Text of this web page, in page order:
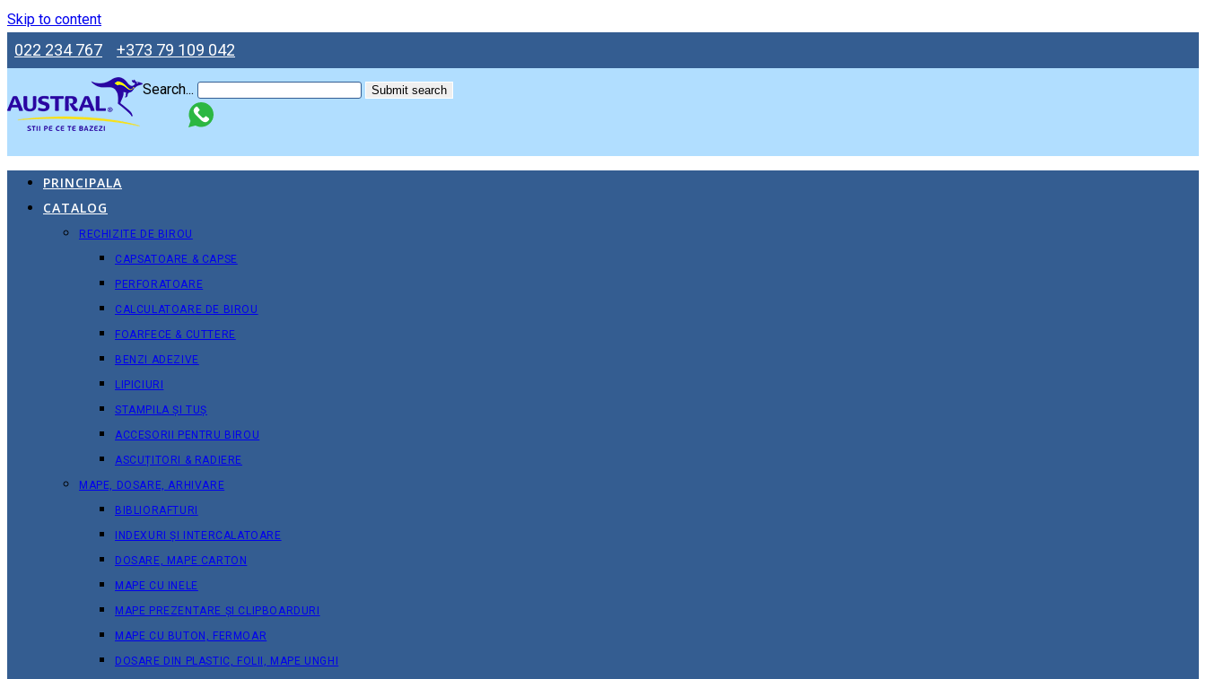
Skip to content
022 234 767 +373 79 109 042
Search... Submit search
PRINCIPALA
CATALOG
RECHIZITE DE BIROU
CAPSATOARE & CAPSE
PERFORATOARE
CALCULATOARE DE BIROU
FOARFECE & CUTTERE
BENZI ADEZIVE
LIPICIURI
STAMPILA ȘI TUȘ
ACCESORII PENTRU BIROU
ASCUȚITORI & RADIERE
MAPE, DOSARE, ARHIVARE
BIBLIORAFTURI
INDEXURI ȘI INTERCALATOARE
DOSARE, MAPE CARTON
MAPE CU INELE
MAPE PREZENTARE ȘI CLIPBOARDURI
MAPE CU BUTON, FERMOAR
DOSARE DIN PLASTIC, FOLII, MAPE UNGHI